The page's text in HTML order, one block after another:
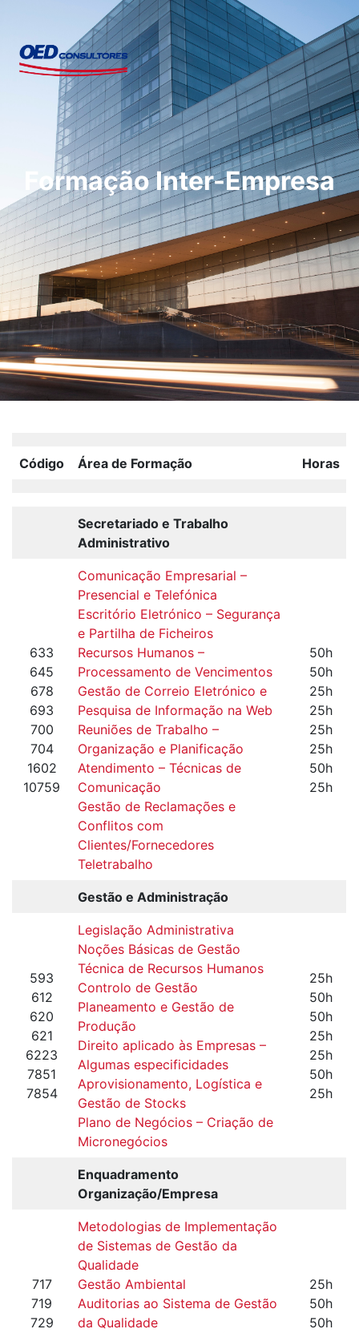
Formação Inter-Empresa
Código Área de Formação Horas
Secretariado e Trabalho
Administrativo
633
645
678
693
700
704
1602
10759
Comunicação Empresarial –
Presencial e Telefónica
Escritório Eletrónico – Segurança
e Partilha de Ficheiros
Recursos Humanos –
Processamento de Vencimentos
Gestão de Correio Eletrónico e
Pesquisa de Informação na Web
Reuniões de Trabalho –
Organização e Planificação
Atendimento – Técnicas de
Comunicação
Gestão de Reclamações e
Conflitos com
Clientes/Fornecedores
Teletrabalho
50h
50h
25h
25h
25h
25h
50h
25h
Gestão e Administração
593
612
620
621
6223
7851
7854
Legislação Administrativa
Noções Básicas de Gestão
Técnica de Recursos Humanos
Controlo de Gestão
Planeamento e Gestão de
Produção
Direito aplicado às Empresas –
Algumas especificidades
Aprovisionamento, Logística e
Gestão de Stocks
Plano de Negócios – Criação de
Micronegócios
25h
50h
50h
25h
25h
50h
25h
Enquadramento
Organização/Empresa
717
719
729
Metodologias de Implementação
de Sistemas de Gestão da
Qualidade
Gestão Ambiental
Auditorias ao Sistema de Gestão
da Qualidade
25h
50h
50h